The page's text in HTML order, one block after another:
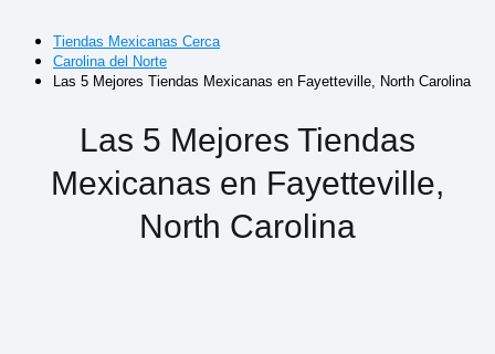
Tiendas Mexicanas Cerca
Carolina del Norte
Las 5 Mejores Tiendas Mexicanas en Fayetteville, North Carolina
Las 5 Mejores Tiendas
Mexicanas en Fayetteville,
North Carolina